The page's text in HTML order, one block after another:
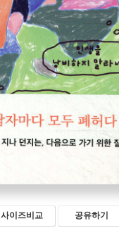
사이즈비교 공유하기